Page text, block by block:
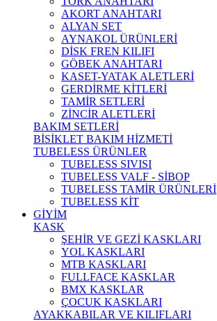
AKORT ANAHTARI
ALYAN SET
AYNAKOL ÜRÜNLERİ
DİSK FREN KILIFI
GÖBEK ANAHTARI
KASET-YATAK ALETLERİ
GERDİRME KİTLERİ
TAMİR SETLERİ
ZİNCİR ALETLERİ
BAKIM SETLERİ
BİSİKLET BAKIM HİZMETİ
TUBELESS ÜRÜNLER
TUBELESS SIVISI
TUBELESS VALF - SİBOP
TUBELESS TAMİR ÜRÜNLERİ
TUBELESS KİT
GİYİM
KASK
ŞEHİR VE GEZİ KASKLARI
YOL KASKLARI
MTB KASKLARI
FULLFACE KASKLAR
BMX KASKLAR
ÇOCUK KASKLARI
AYAKKABILAR VE KILIFLARI